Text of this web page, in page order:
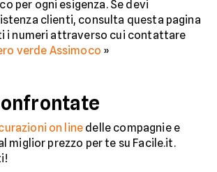
per ogni esigenza. Se devi
clienti, consulta questa pagina
i numeri attraverso cui contattare
verde Assimoco »
on line delle compagnie e
miglior prezzo per te su Facile.it.